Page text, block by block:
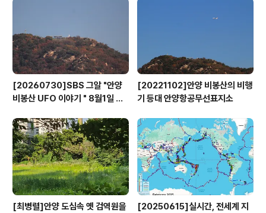
업무·숙박·의료시설용으..
[20260730]SBS 그알 "안양
비봉산 UFO 이야기 " 8월1일 방
[20221102]안양 비봉산의 비행
기 등대 안양항공무선표지소
[최병렬]안양 도심속 옛 검역원을
[20250615]실시간, 전세계 지